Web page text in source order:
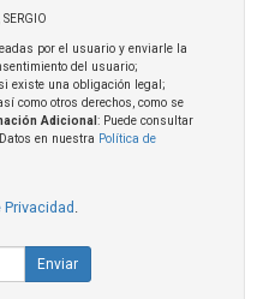
por el usuario y enviarle la
del usuario;
existe una obligación legal;
como otros derechos, como se
Adicional : Puede consultar
en nuestra Política de
Enviar